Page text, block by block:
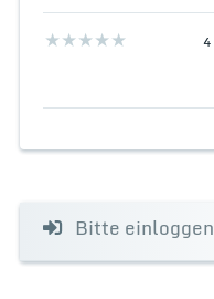
4
Bitte einloggen